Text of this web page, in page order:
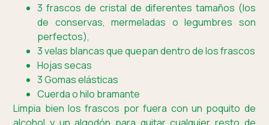
3 frascos de cristal de diferentes tamaños (los
de conservas, mermeladas o legumbres son
perfectos),
3 velas blancas que quepan dentro de los frascos
Hojas secas
3 Gomas elásticas
Cuerda o hilo bramante
Limpia bien los frascos por fuera con un poquito de
alcohol y un algodón para quitar cualquier resto de